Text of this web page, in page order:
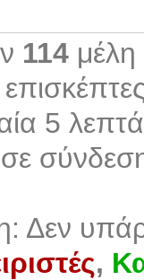
114
5
σε
Δεν
,